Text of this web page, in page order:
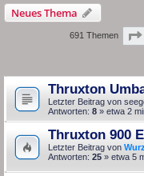
Neues Thema
691 Themen
Thruxton
Letzter Beitrag von
Antworten: 8 » etwa 2
Thruxton 900
Letzter Beitrag von
Antworten: 25 » etwa 5